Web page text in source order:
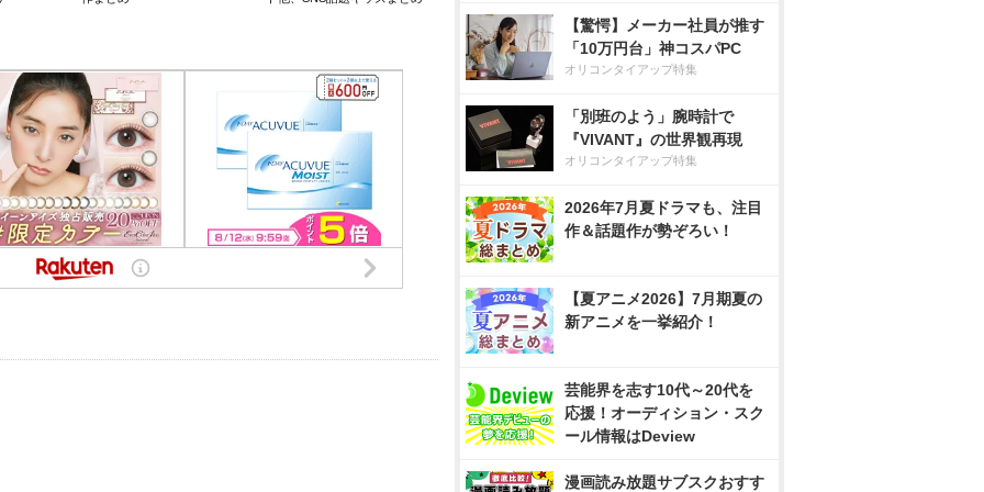
【驚愕】メーカー社員が推す
「10万円台」神コスパPC
オリコンタイアップ特集
「別班のよう」腕時計で
『VIVANT』の世界観再現
オリコンタイアップ特集
2026年7月夏ドラマも、注目
作＆話題作が勢ぞろい！
【夏アニメ2026】7月期夏の
新アニメを一挙紹介！
芸能界を志す10代～20代を
応援！オーディション・スク
ール情報はDeview
漫画読み放題サブスクおすす